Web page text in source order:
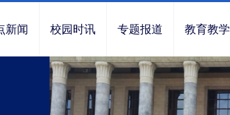
新闻 校园时讯 专题报道 教育教学